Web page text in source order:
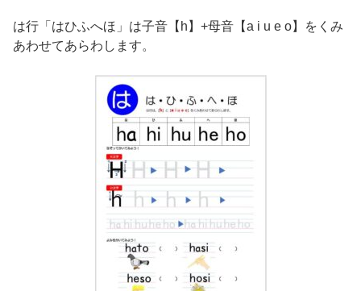
は行「はひふへほ」は子音【h】+母音【a i u e o】をくみ
あわせてあらわします。